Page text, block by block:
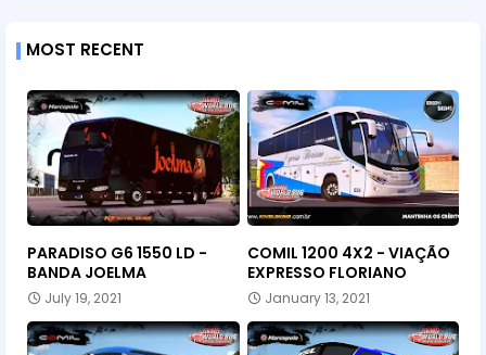
MOST RECENT
PARADISO G6 1550 LD -
BANDA JOELMA
July 19, 2021
COMIL 1200 4X2 - VIAÇÃO
EXPRESSO FLORIANO
January 13, 2021